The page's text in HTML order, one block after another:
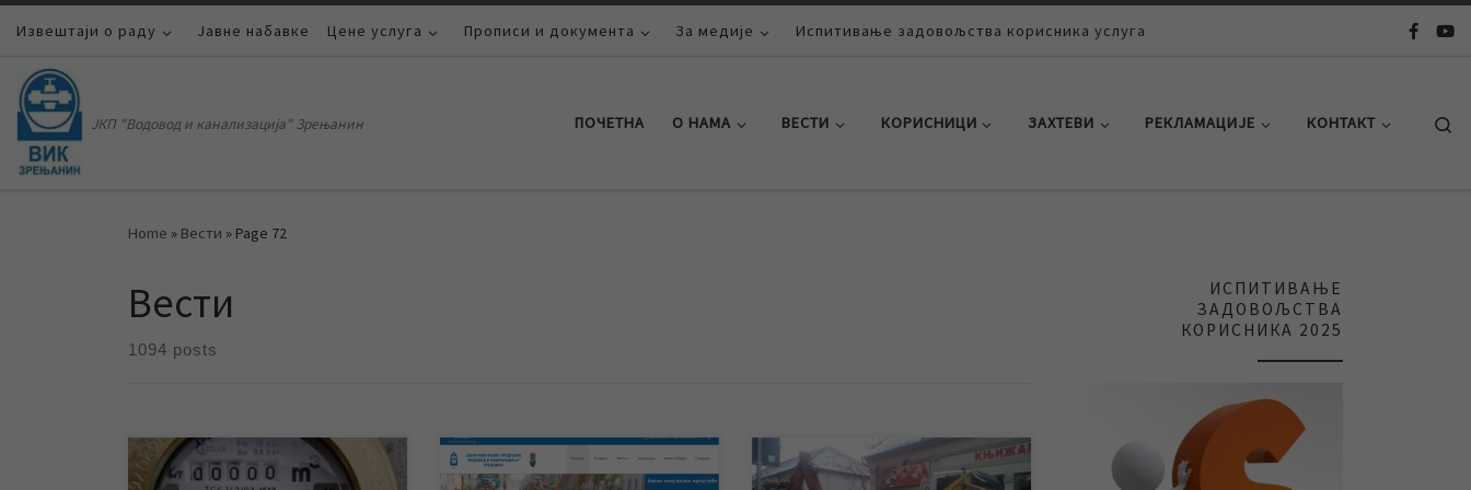
Skip to content
Извештаји о раду Јавне набавке Цене услуга Прописи и документа За медије Испитивање задовољства корисника услуга
ЈКП "Водовод и канализација" Зрењанин ПОЧЕТНА О НАМА ВЕСТИ КОРИСНИЦИ ЗАХТЕВИ РЕКЛАМАЦИЈЕ КОНТАКТ
Home » Вести » Page 72
Вести
1094 posts
Од уторка 01. марта почиње прво
После више од 2 месеца, због
Због квара на уличној водоводној
ИСПИТИВАЊЕ
ЗАДОВОЉСТВА
КОРИСНИКА 2025